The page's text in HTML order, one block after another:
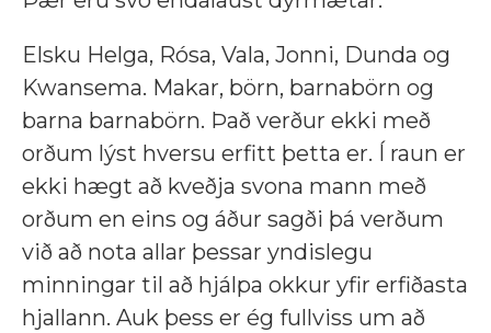
Elsku Helga, Rósa, Vala, Jonni, Dunda og
Kwansema. Makar, börn, barnabörn og
barna barnabörn. Það verður ekki með
orðum lýst hversu erfitt þetta er. Í raun er
ekki hægt að kveðja svona mann með
orðum en eins og áður sagði þá verðum
við að nota allar þessar yndislegu
minningar til að hjálpa okkur yfir erfiðasta
hjallann. Auk þess er ég fullviss um að